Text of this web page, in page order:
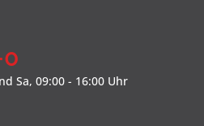
Sa, 09:00 - 16:00 Uhr